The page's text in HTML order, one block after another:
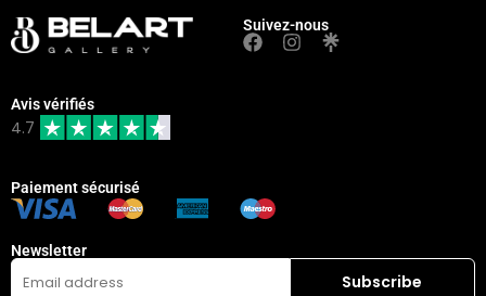
Suivez-nous
Avis vérifiés
4.7
Paiement sécurisé
Newsletter